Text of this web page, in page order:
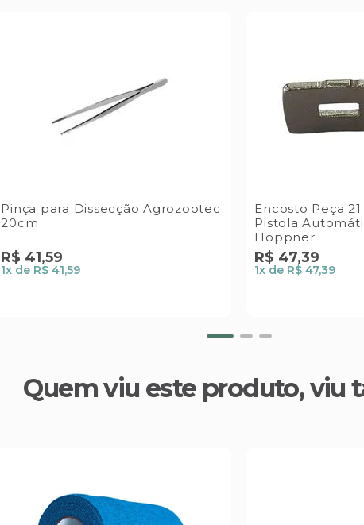
Pinça para Dissecção Agrozootec
20cm
R$ 41,59
1x de R$ 41,59
Encosto Peça
Pistola
Hoppner
R$ 47,39
1x de R$ 47,39
Quem viu este produto, viu